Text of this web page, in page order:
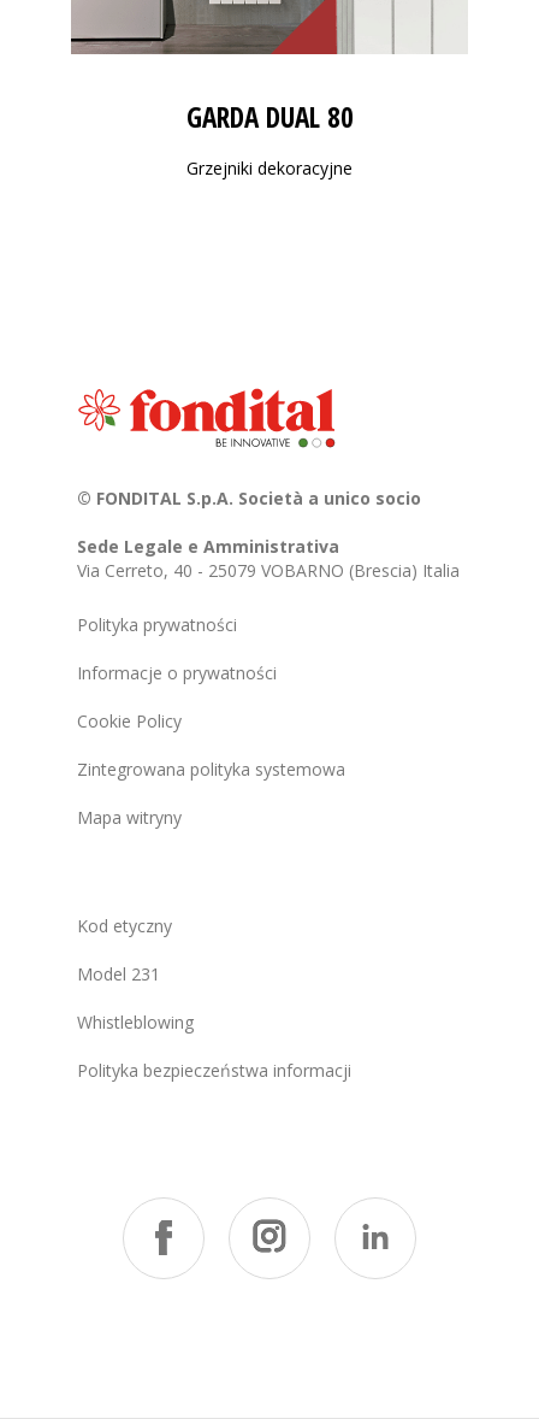
GARDA DUAL 80
Grzejniki dekoracyjne
© FONDITAL S.p.A. Società a unico socio
Sede Legale e Amministrativa
Via Cerreto, 40 - 25079 VOBARNO (Brescia) Italia
Polityka prywatności
Informacje o prywatności
Cookie Policy
Zintegrowana polityka systemowa
Mapa witryny
Kod etyczny
Model 231
Whistleblowing
Polityka bezpieczeństwa informacji